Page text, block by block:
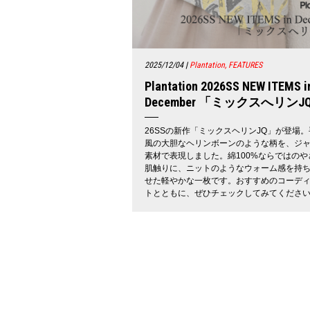
2025/12/04| Plantation, FEATURES
Plantation 2026SS NEW ITEMS
December 「ミックスへリン
26SSの新作「ミックスヘリンJQ」が登場
風の大胆なヘリンボーンのような柄を、ジ
素材で表現しました。綿100%ならではのや
肌触りに、ニットのようなウォーム感を持
せた軽やかな一枚です。おすすめのコーデ
トとともに、ぜひチェックしてみてくださ